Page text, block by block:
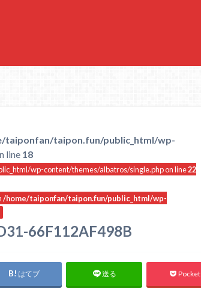
taiponfan/taipon.fun/public_html/wp-
line 18
wp-content/themes/albatros/single.php on line22
/home/taiponfan/taipon.fun/public_html/wp-
66F112AF498B
はてブ 送る Pocket